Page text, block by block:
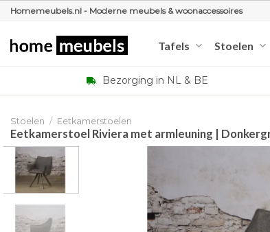
Ga
inhoud
Homemeubels.nl - Moderne meubels & woonaccessoires
Tafels Stoelen
Bezorging in NL & BE
Stoelen / Eetkamerstoelen
Eetkamerstoel Riviera met armleuning |